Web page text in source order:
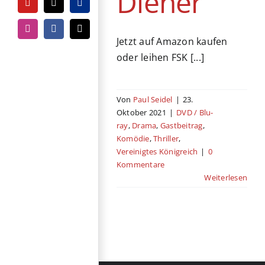
YouTubeTiktokPayPal
InstagramFacebook
E-
Mail
Jetzt auf Amazon kaufen
oder leihen FSK [...]
Von Paul Seidel | 23.
Oktober 2021 | DVD / Blu-
ray, Drama, Gastbeitrag,
Komödie,Thriller,
Vereinigtes Königreich | 0
Kommentare
Weiterlesen